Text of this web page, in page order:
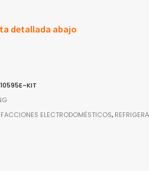
detallada abajo
KIT
ELECTRODOMÉSTICOS,